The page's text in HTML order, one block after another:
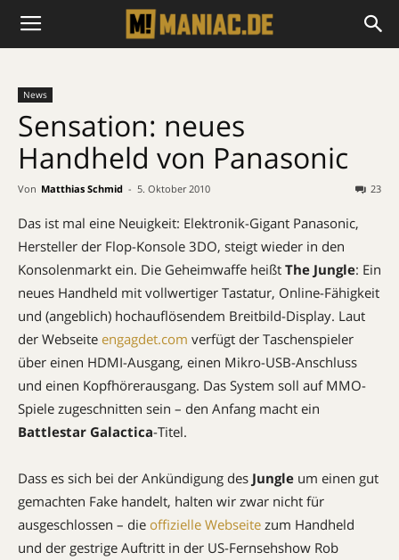
News
Sensation: neues
Handheld von Panasonic
Von Matthias Schmid - 5. Oktober 2010 23
Das ist mal eine Neuigkeit: Elektronik-Gigant Panasonic,
Hersteller der Flop-Konsole 3DO, steigt wieder in den
Konsolenmarkt ein. Die Geheimwaffe heißt The Jungle: Ein
neues Handheld mit vollwertiger Tastatur, Online-Fähigkeit
und (angeblich) hochauflösendem Breitbild-Display. Laut
der Webseite engagdet.com verfügt der Taschenspieler
über einen HDMI-Ausgang, einen Mikro-USB-Anschluss
und einen Kopfhörerausgang. Das System soll auf MMO-
Spiele zugeschnitten sein – den Anfang macht ein
Battlestar Galactica-Titel.
Dass es sich bei der Ankündigung des Jungle um einen gut
gemachten Fake handelt, halten wir zwar nicht für
ausgeschlossen – die offizielle Webseite zum Handheld
und der gestrige Auftritt in der US-Fernsehshow Rob